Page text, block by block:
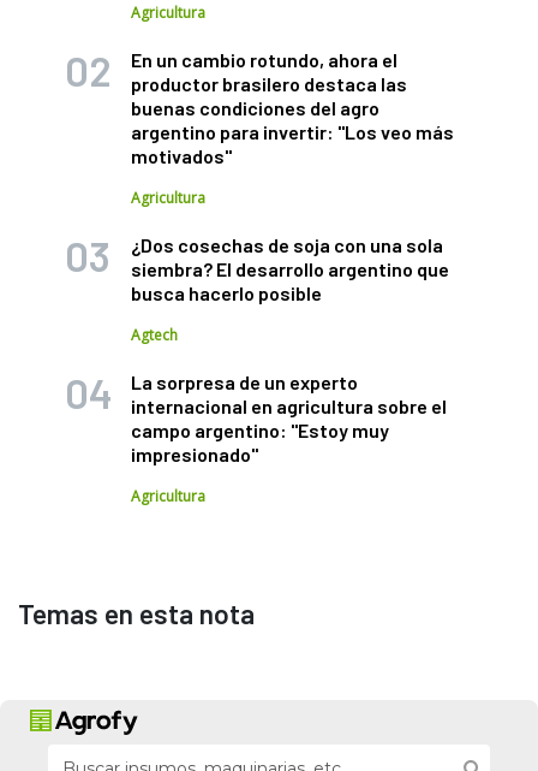
Agricultura
En un cambio rotundo, ahora el
productor brasilero destaca las
buenas condiciones del agro
argentino para invertir: "Los veo más
motivados"
Agricultura
¿Dos cosechas de soja con una sola
siembra? El desarrollo argentino que
busca hacerlo posible
Agtech
La sorpresa de un experto
internacional en agricultura sobre el
campo argentino: "Estoy muy
impresionado"
Agricultura
Temas en esta nota